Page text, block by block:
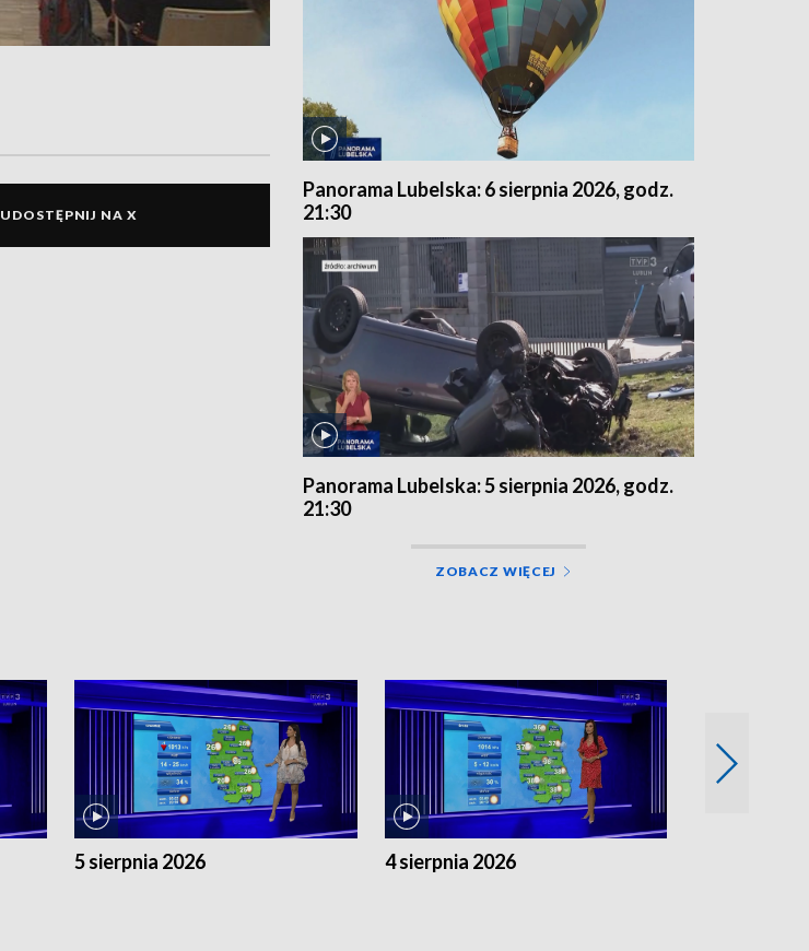
UDOSTĘPNIJ NA X
Panorama Lubelska: 6 sierpnia 2026, godz.
21:30
Panorama Lubelska: 5 sierpnia 2026, godz.
21:30
ZOBACZ WIĘCEJ
5 sierpnia 2026 4 sierpnia 2026